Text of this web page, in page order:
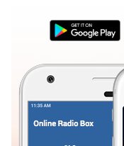
Duration-:-
Stream
Type
LIVE
Seek to
currently